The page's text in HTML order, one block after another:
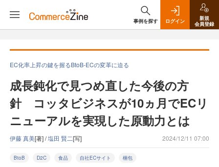
事例を探す ログイン
新規
会員登録
EC化率上昇の鍵を握るBtoB-ECの変革に迫る
成長鈍化で見つめ直した今後の方
針 コッタビジネスが10ヵ月でECリ
ニューアルを実現した原動力とは
伊藤 真美[著] /塩田 賢二[写] 2024/12/11 07:00
BtoB D2C 食品 自社ECサイト 梱包